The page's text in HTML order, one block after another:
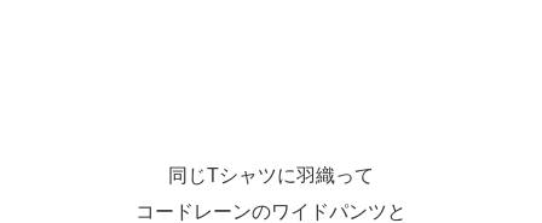
同じTシャツに羽織って
コードレーンのワイドパンツと